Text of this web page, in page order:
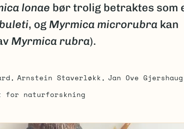
lonae bør trolig betraktes som
, og Myrmica microrubrakan
Myrmica rubra).
Arnstein Staverløkk
Jan Ove Gjershaug
naturforskning